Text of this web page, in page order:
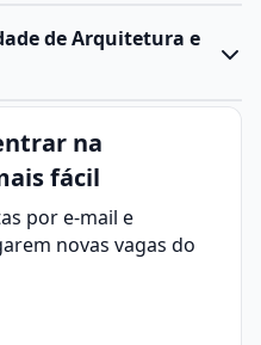
é uma graduação
média de quatro/cinco
e urbanos,
técnica e
até físicae cálculo
a desenhar,
utilizando tanto
de Arquitetura e
é multidisciplinar e
e execução de
humanas de
desde a concepção de
casas, prédios e
na
fácil
por e-mail e
novas vagas do